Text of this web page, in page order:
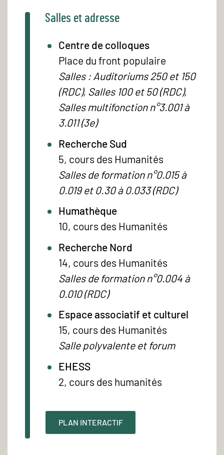
Salles et adresse
Centre de colloques
Place du front populaire
Salles : Auditoriums 250 et 150
(RDC), Salles 100 et 50 (RDC),
Salles multifonction n°3.001 à
3.011 (3e)
Recherche Sud
5, cours des Humanités
Salles de formation n°0.015 à
0.019 et 0.30 à 0.033 (RDC)
Humathèque
10, cours des Humanités
Recherche Nord
14, cours des Humanités
Salles de formation n°0.004 à
0.010 (RDC)
Espace associatif et culturel
15, cours des Humanités
Salle polyvalente et forum
EHESS
2, cours des humanités
PLAN INTERACTIF